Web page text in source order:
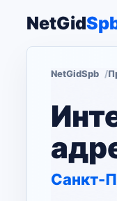
NetGid
NetGidSpb
Санкт-